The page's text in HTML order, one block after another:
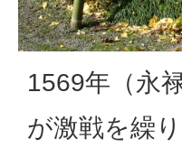
1569年（永
が激戦を繰